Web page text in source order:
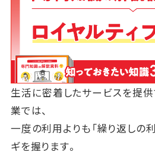
生活に密着したサービスを提
業では、
一度の利用よりも「繰り返しの
ギを握ります。